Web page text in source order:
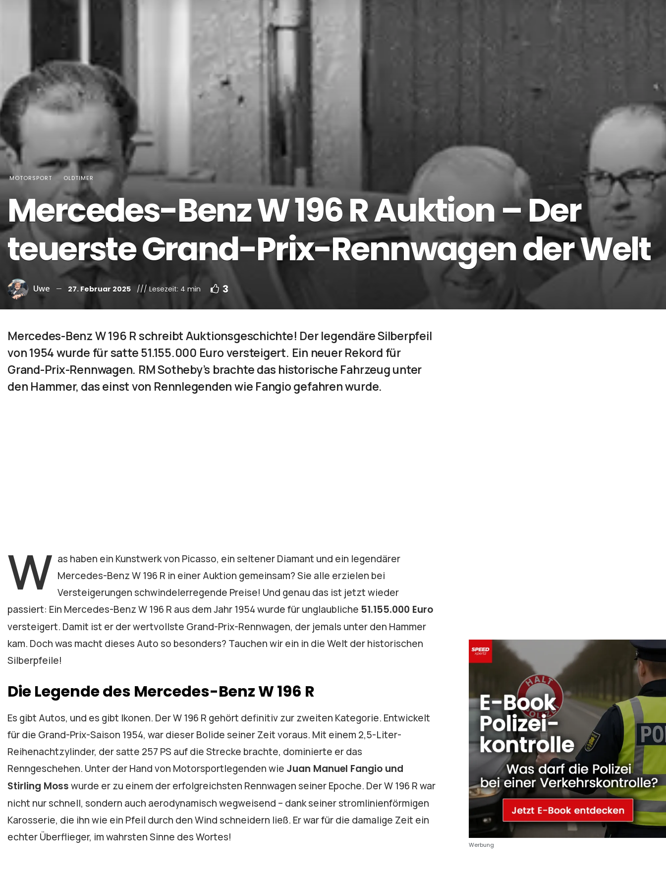
MOTORSPORT OLDTIMER
Mercedes-Benz W 196 R Auktion – Der
teuerste Grand-Prix-Rennwagen der Welt
Uwe 27. Februar 2025 /// Lesezeit: 4 min 3
Mercedes-Benz W 196 R schreibt Auktionsgeschichte! Der legendäre Silberpfeil
von 1954 wurde für satte 51.155.000 Euro versteigert. Ein neuer Rekord für
Grand-Prix-Rennwagen. RM Sotheby’s brachte das historische Fahrzeug unter
den Hammer, das einst von Rennlegenden wie Fangio gefahren wurde.
W as haben ein Kunstwerk von Picasso, ein seltener Diamant und ein legendärer
Mercedes-Benz W 196 R in einer Auktion gemeinsam? Sie alle erzielen bei
Versteigerungen schwindelerregende Preise! Und genau das ist jetzt wieder
passiert: Ein Mercedes-Benz W 196 R aus dem Jahr 1954 wurde für unglaubliche 51.155.000 Euro
versteigert. Damit ist er der wertvollste Grand-Prix-Rennwagen, der jemals unter den Hammer
kam. Doch was macht dieses Auto so besonders? Tauchen wir ein in die Welt der historischen
Silberpfeile!
Die Legende des Mercedes-Benz W 196 R
Es gibt Autos, und es gibt Ikonen. Der W 196 R gehört definitiv zur zweiten Kategorie. Entwickelt
für die Grand-Prix-Saison 1954, war dieser Bolide seiner Zeit voraus. Mit einem 2,5-Liter-
Reihenachtzylinder, der satte 257 PS auf die Strecke brachte, dominierte er das
Renngeschehen. Unter der Hand von Motorsportlegenden wie Juan Manuel Fangio und
Stirling Mosswurde er zu einem der erfolgreichsten Rennwagen seiner Epoche. Der W 196 R war
nicht nur schnell, sondern auch aerodynamisch wegweisend – dank seiner stromlinienförmigen
Karosserie, die ihn wie ein Pfeil durch den Wind schneidern ließ. Er war für die damalige Zeit ein
echter Überflieger, im wahrsten Sinne des Wortes!
Werbung